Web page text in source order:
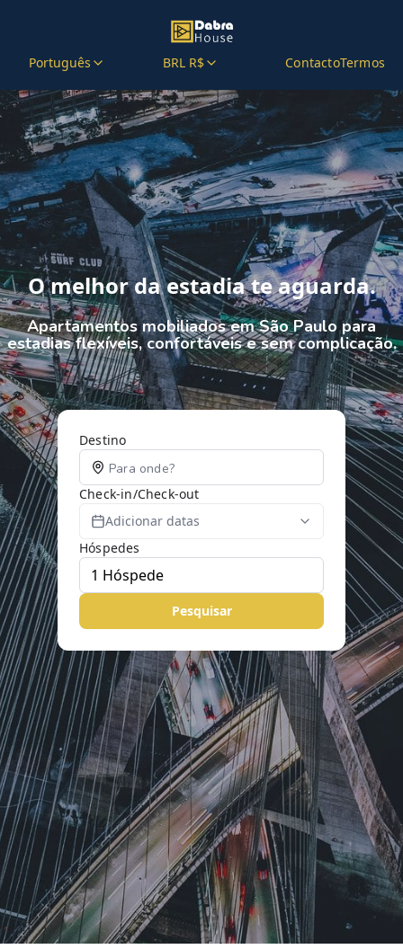
Português BRL R$ ContactoTermos
O melhor da estadia te aguarda.
Apartamentos mobiliados em São Paulo para
estadias flexíveis, confortáveis e sem complicação.
Destino
Check-in/Check-out
Adicionar datas
Hóspedes
Pesquisar